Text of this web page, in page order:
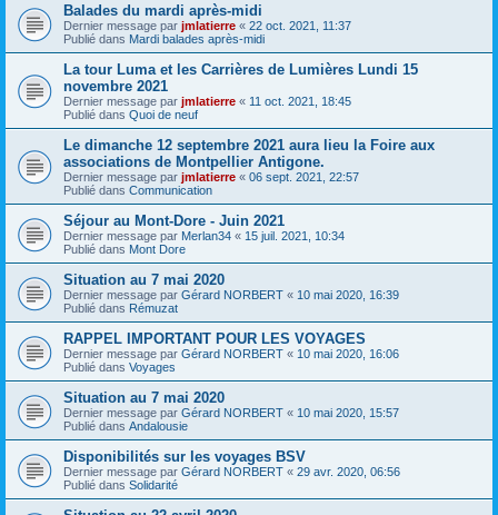
Balades du mardi après-midi
Dernier message par jmlatierre « 22 oct. 2021, 11:37
Publié dans Mardi balades après-midi
La tour Luma et les Carrières de Lumières Lundi 15
novembre 2021
Dernier message par jmlatierre « 11 oct. 2021, 18:45
Publié dans Quoi de neuf
Le dimanche 12 septembre 2021 aura lieu la Foire aux
associations de Montpellier Antigone.
Dernier message par jmlatierre « 06 sept. 2021, 22:57
Publié dans Communication
Séjour au Mont-Dore - Juin 2021
Dernier message par Merlan34 « 15 juil. 2021, 10:34
Publié dans Mont Dore
Situation au 7 mai 2020
Dernier message par Gérard NORBERT « 10 mai 2020, 16:39
Publié dans Rémuzat
RAPPEL IMPORTANT POUR LES VOYAGES
Dernier message par Gérard NORBERT « 10 mai 2020, 16:06
Publié dans Voyages
Situation au 7 mai 2020
Dernier message par Gérard NORBERT « 10 mai 2020, 15:57
Publié dans Andalousie
Disponibilités sur les voyages BSV
Dernier message par Gérard NORBERT « 29 avr. 2020, 06:56
Publié dans Solidarité